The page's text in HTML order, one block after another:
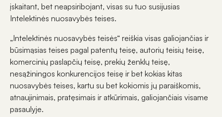
įskaitant, bet neapsiribojant, visas su tuo susijusias
Intelektinės nuosavybės teises.
„Intelektinės nuosavybės teisės“ reiškia visas galiojančias ir
būsimąsias teises pagal patentų teisę, autorių teisių teisę,
komercinių paslapčių teisę, prekių ženklų teisę,
nesąžiningos konkurencijos teisę ir bet kokias kitas
nuosavybės teises, kartu su bet kokiomis jų paraiškomis,
atnaujinimais, pratęsimais ir atkūrimais, galiojančiais visame
pasaulyje.